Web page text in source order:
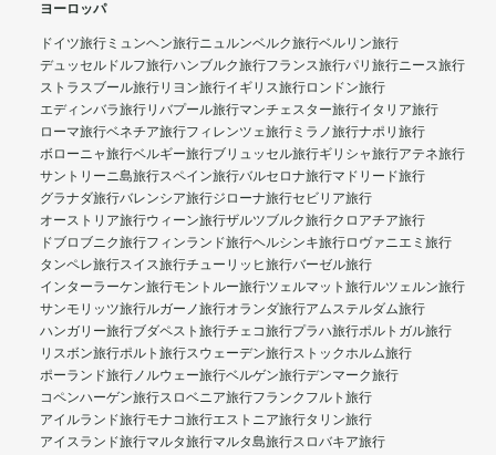
ヨーロッパ
ドイツ旅行 ミュンヘン旅行ニュルンベルク旅行ベルリン旅行
デュッセルドルフ旅行ハンブルク旅行フランス旅行パリ旅行ニース旅行
ストラスブール旅行リヨン旅行イギリス旅行ロンドン旅行
エディンバラ旅行リバプール旅行マンチェスター旅行イタリア旅行
ローマ旅行ベネチア旅行フィレンツェ旅行 ミラノ旅行ナポリ旅行
ボローニャ旅行ベルギー旅行ブリュッセル旅行ギリシャ旅行アテネ旅行
サントリーニ島旅行スペイン旅行バルセロナ旅行マドリード旅行
グラナダ旅行バレンシア旅行ジローナ旅行セビリア旅行
オーストリア旅行ウィーン旅行ザルツブルク旅行クロアチア旅行
ドブロブニク旅行フィンランド旅行ヘルシンキ旅行ロヴァニエミ旅行
タンペレ旅行スイス旅行チューリッヒ旅行バーゼル旅行
インターラーケン旅行モントルー旅行ツェルマット旅行ルツェルン旅行
サンモリッツ旅行ルガーノ旅行オランダ旅行アムステルダム旅行
ハンガリー旅行ブダペスト旅行チェコ旅行プラハ旅行ポルトガル旅行
リスボン旅行ポルト旅行スウェーデン旅行ストックホルム旅行
ポーランド旅行ノルウェー旅行ベルゲン旅行デンマーク旅行
コペンハーゲン旅行スロベニア旅行フランクフルト旅行
アイルランド旅行モナコ旅行エストニア旅行タリン旅行
アイスランド旅行マルタ旅行マルタ島旅行スロバキア旅行